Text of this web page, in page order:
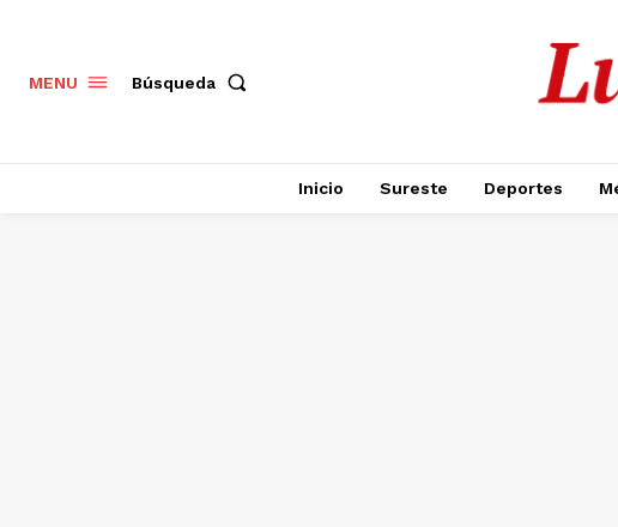
MENU Búsqueda
Inicio Sureste Deportes